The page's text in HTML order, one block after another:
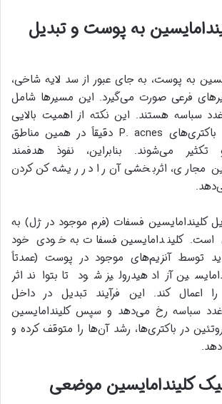
به پوست و تبدیل
به پوست، به جای عبور از سد لایه شاخی،
فرعی صورت می‌گیرد. این مسیرها شامل
سباسه هستند. این نکته از اهمیت بالایی
برخوردار است، زیرا باکتری‌های P. acnes دقیقاً در همین مناطق
می‌شوند. بنابراین، نفوذ هدفمند
مجاری، اثربخشی آن را در ریشه‌کن کردن
کلیندامایسین فسفات (فرم موجود در ژل) به
است. کلیندامایسین فسفات به خودی خود
توسط آنزیم‌های موجود در پوست (عمدتاً
آزاد هیدرولیز شود تا بتواند اثر
اعمال کند. این فرآیند تبدیل در داخل
سباسه رخ می‌دهد و سپس کلیندامایسین
در باکتری‌ها، رشد آن‌ها را متوقف کرده و
کلیندامایسین موضعی